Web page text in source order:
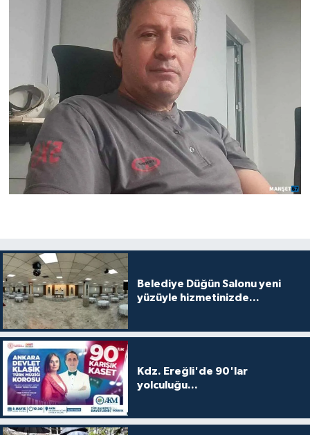
Belediye Düğün Salonu yeni
yüzüyle hizmetinizde...
Kdz. Ereğli'de 90'lar
yolculuğu...